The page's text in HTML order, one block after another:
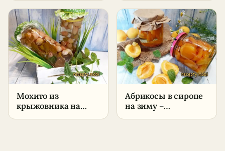
рецепт
Мохито из
крыжовника на
Абрикосы в сиропе
на зиму –